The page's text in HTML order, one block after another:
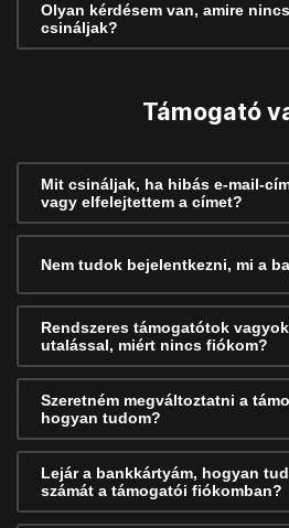
Olyan kérdésem van, amire
csináljak?
Támogató
Mit csináljak, ha hibás e-mail-
vagy elfelejtettem a címet?
Nem tudok bejelentkezni, mi a
Rendszeres támogatótok
utalással, miért nincs fiókom?
Szeretném megváltoztatni a
hogyan tudom?
Lejár a bankkártyám, hogyan
számát a támogatói fiókomban?